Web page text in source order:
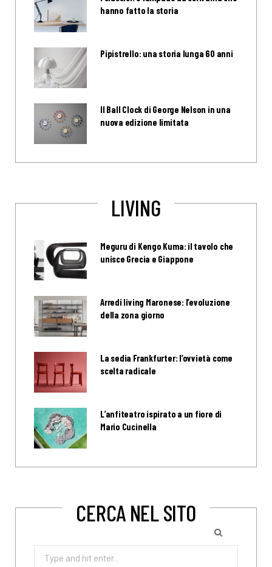
hanno fatto la storia
Pipistrello: una storia lunga 60 anni
Il Ball Clock di George Nelson in una
nuova edizione limitata
LIVING
Meguru di Kengo Kuma: il tavolo che
unisce Grecia e Giappone
Arredi living Maronese: l’evoluzione
della zona giorno
La sedia Frankfurter: l’ovvietà come
scelta radicale
L’anfiteatro ispirato a un fiore di
Mario Cucinella
CERCA NEL SITO